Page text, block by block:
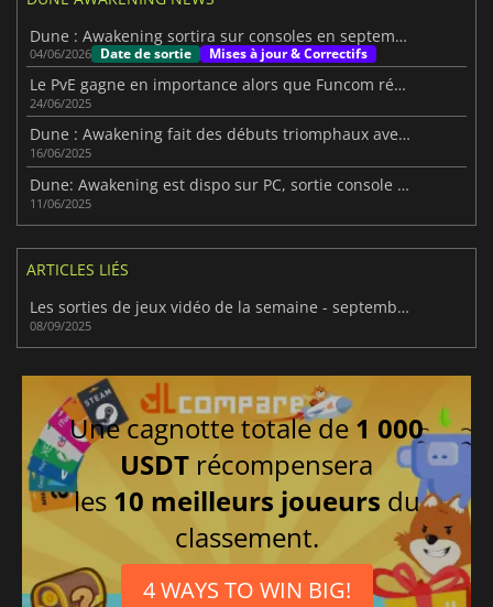
Dune : Awakening sortira sur consoles en septembre
04/06/2026 Date de sortie Mises à jour & Correctifs
Le PvE gagne en importance alors que Funcom réduit le PvP dans Dune : Awakening
24/06/2025
Dune : Awakening fait des débuts triomphaux avec un nombre impressionnant de joueurs
16/06/2025
Dune: Awakening est dispo sur PC, sortie console attendue en 2026
11/06/2025
ARTICLES LIÉS
Les sorties de jeux vidéo de la semaine - septembre 2025 (semaine 37)
08/09/2025
Une cagnotte totale de 1 000
USDT récompensera
les 10 meilleurs joueurs du
classement.
4 WAYS TO WIN BIG!